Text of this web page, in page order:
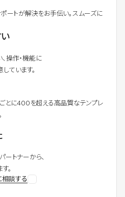
ポートが解決をお手伝い。スムーズに
操作・機能に
ています。
とに400を超える高品質なテンプレ
トナーから、
。
相談する